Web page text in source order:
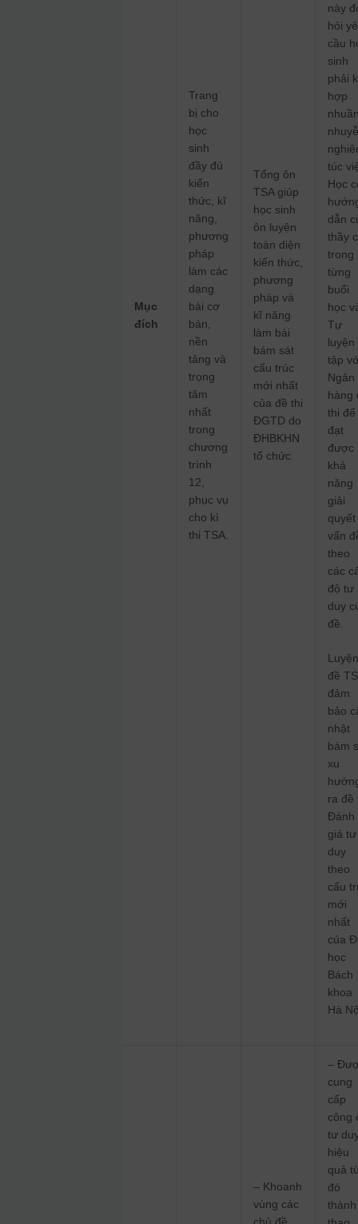
Mục
đích
Trang
bị cho
học
sinh
đầy đủ
kiến
thức, kĩ
năng,
phương
pháp
làm các
dạng
bài cơ
bản,
nền
tảng và
trọng
tâm
nhất
trong
chương
trình
12,
phục vụ
cho kì
thi TSA.
Tổng ôn
TSA giúp
học sinh
ôn luyện
toàn diện
kiến thức,
phương
pháp và
kĩ năng
làm bài
bám sát
cấu trúc
mới nhất
của đề thi
ĐGTD do
ĐHBKHN
tổ chức
này
hỏi
cầu
sinh
phải
hợp
túc
Học
dẫn
thầy
trong
từng
buổi
học
Tự
luyện
tập
Ngân
hàng
thi để
đạt
được
khả
năng
giải
quyết
vấn
theo
các
độ tư
duy
đề.
đề
đảm
bảo
nhật
bám
xu
ra đề
Đánh
giá tư
duy
theo
cấu
mới
nhất
của
học
Bách
khoa
Hà
– Khoanh
vùng các
–
cung
cấp
công
tư
hiệu
quả
đó
thành